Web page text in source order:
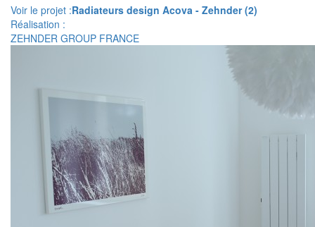
Voir le projet :Radiateurs design Acova - Zehnder (2)
Réalisation :
ZEHNDER GROUP FRANCE